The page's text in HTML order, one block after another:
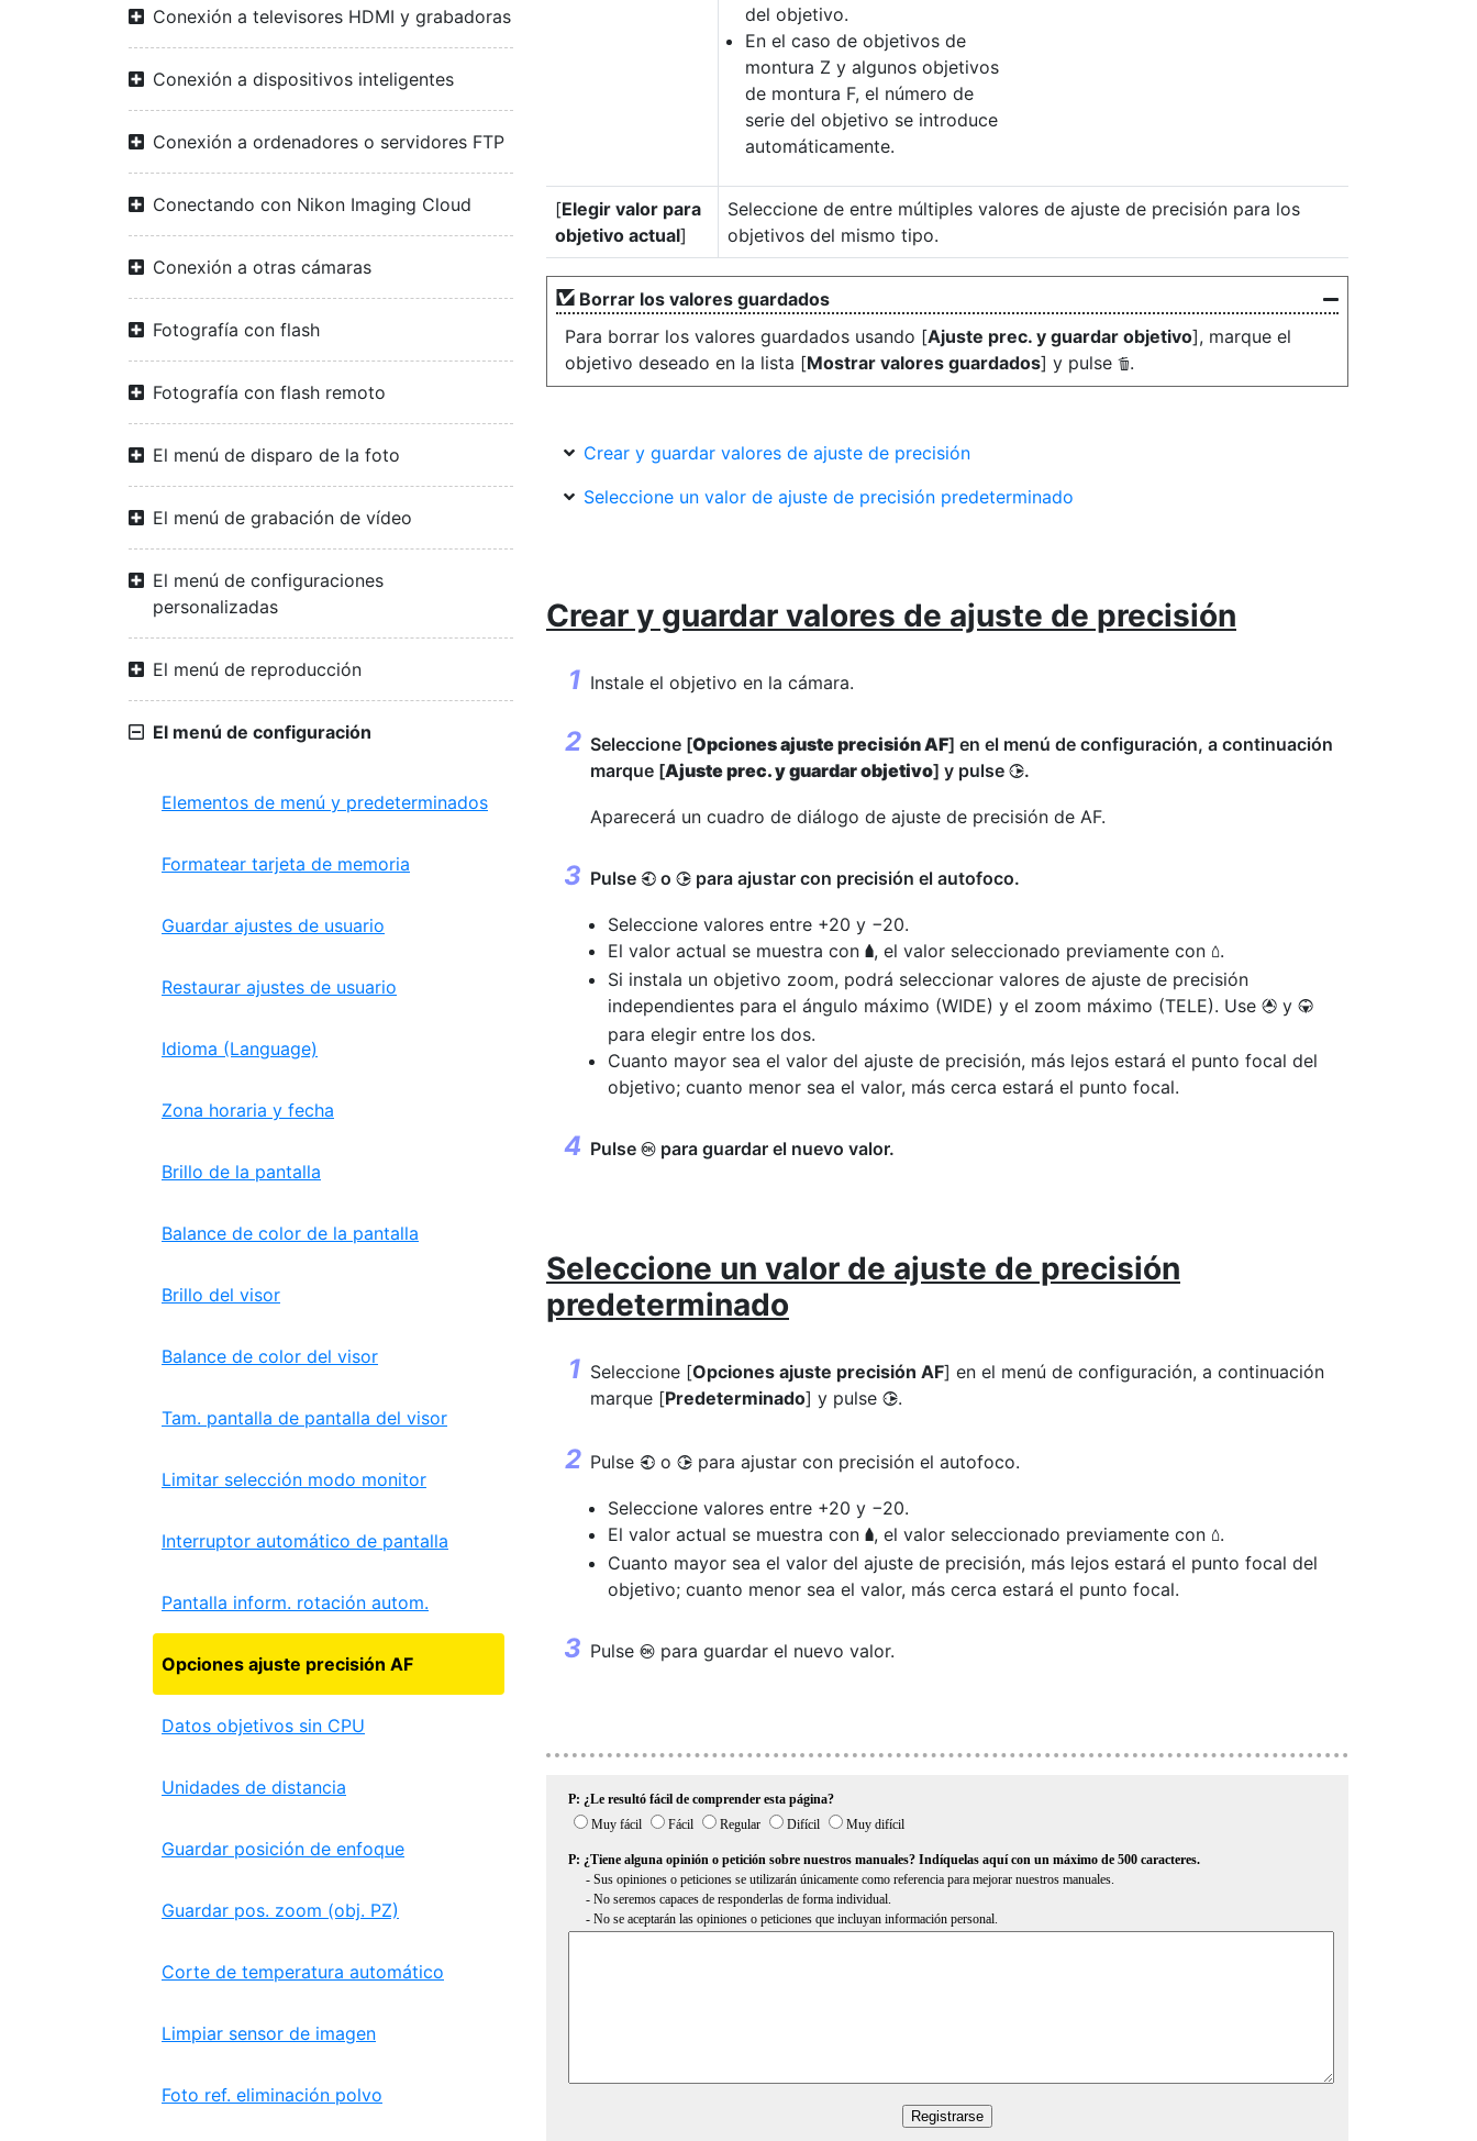
Conexión a televisores HDMI y grabadoras
Conexión a dispositivos inteligentes
Conexión a ordenadores o servidores FTP
Conectando con Nikon Imaging Cloud
Conexión a otras cámaras
Fotografía con flash
Fotografía con flash remoto
El menú de disparo de la foto
El menú de grabación de vídeo
El menú de configuraciones
personalizadas
El menú de reproducción
El menú de configuración
Elementos de menú y predeterminados
Formatear tarjeta de memoria
Guardar ajustes de usuario
Restaurar ajustes de usuario
Idioma (Language)
Zona horaria y fecha
Brillo de la pantalla
Balance de color de la pantalla
Brillo del visor
Balance de color del visor
Tam. pantalla de pantalla del visor
Limitar selección modo monitor
Interruptor automático de pantalla
Pantalla inform. rotación autom.
Opciones ajuste precisión AF
Datos objetivos sin CPU
Unidades de distancia
Guardar posición de enfoque
Guardar pos. zoom (obj. PZ)
Corte de temperatura automático
Limpiar sensor de imagen
Foto ref. eliminación polvo
del objetivo.
En el caso de objetivos de
montura Z y algunos objetivos
de montura F, el número de
serie del objetivo se introduce
automáticamente.
[Elegir valor para
objetivo actual]
Seleccione de entre múltiples valores de ajuste de precisión para los
objetivos del mismo tipo.
Borrar los valores guardados
Para borrar los valores guardados usando [Ajuste prec. y guardar objetivo], marque el
objetivo deseado en la lista [Mostrar valores guardados] y pulse O.
Crear y guardar valores de ajuste de precisión
Seleccione un valor de ajuste de precisión predeterminado
Crear y guardar valores de ajuste de precisión
Instale el objetivo en la cámara.
Seleccione [Opciones ajuste precisión AF] en el menú de configuración, a continuación
marque [Ajuste prec. y guardar objetivo] y pulse 2.
Aparecerá un cuadro de diálogo de ajuste de precisión de AF.
Pulse 4 o 2 para ajustar con precisión el autofoco.
Seleccione valores entre +20 y −20.
El valor actual se muestra con g, el valor seleccionado previamente con o.
Si instala un objetivo zoom, podrá seleccionar valores de ajuste de precisión
independientes para el ángulo máximo (WIDE) y el zoom máximo (TELE). Use 1 y 3
para elegir entre los dos.
Cuanto mayor sea el valor del ajuste de precisión, más lejos estará el punto focal del
objetivo; cuanto menor sea el valor, más cerca estará el punto focal.
Pulse J para guardar el nuevo valor.
Seleccione un valor de ajuste de precisión
predeterminado
Seleccione [Opciones ajuste precisión AF] en el menú de configuración, a continuación
marque [Predeterminado] y pulse 2.
Pulse 4 o 2 para ajustar con precisión el autofoco.
Seleccione valores entre +20 y −20.
El valor actual se muestra con g, el valor seleccionado previamente con o.
Cuanto mayor sea el valor del ajuste de precisión, más lejos estará el punto focal del
objetivo; cuanto menor sea el valor, más cerca estará el punto focal.
Pulse J para guardar el nuevo valor.